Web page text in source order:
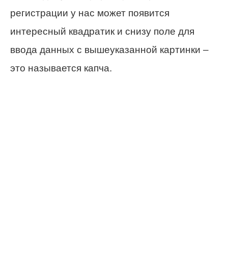
регистрации у нас может появится
интересный квадратик и снизу поле для
ввода данных с вышеуказанной картинки –
это называется капча.